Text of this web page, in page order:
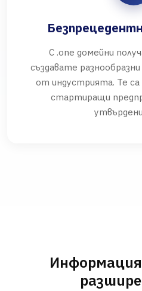
С .one домейни
създавате
от индустрията. Те са
стартиращи